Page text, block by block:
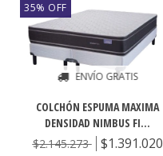
35% OFF
ENVÍO GRATIS
COLCHÓN ESPUMA MAXIMA
DENSIDAD NIMBUS FI...
$2.145.273
$1.391.020